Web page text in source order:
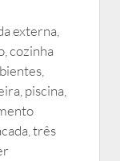
externa,
cozinha
piscina,
três